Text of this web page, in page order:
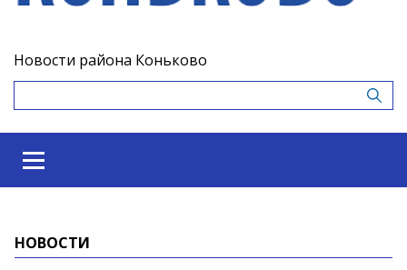
Новости района Коньково
НОВОСТИ